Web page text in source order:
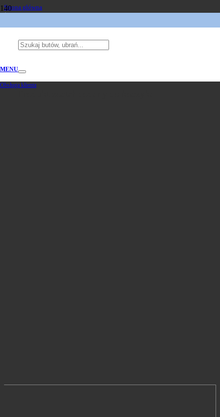
MENU
Obsługa klienta
Strona główna
/
/